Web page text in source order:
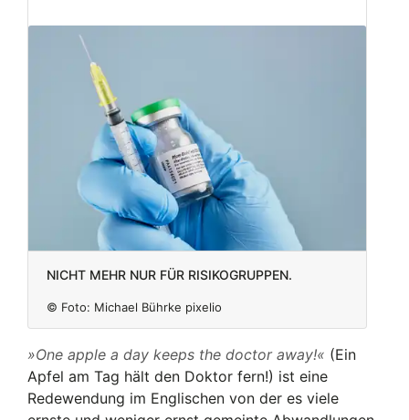
Nicht mehr nur für Risikogruppen.
© Foto: Michael Bührke pixelio
One apple a day keeps the doctor away!
(Ein
Apfel am Tag hält den Doktor fern!) ist eine
Redewendung im Englischen von der es viele